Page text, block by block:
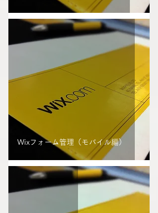
Wixフォーム管理（モバイル編）